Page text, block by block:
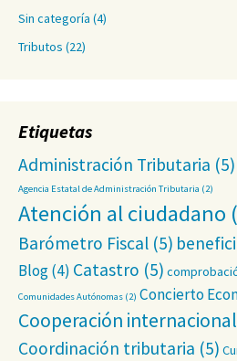
Sin categoría (4)
Tributos (22)
Etiquetas
Administración Tributaria (5)
Agencia Estatal de Administración Tributaria (2)
Atención al ciudadano
Barómetro Fiscal (5)
Blog(4) Catastro (5)
Comunidades Autónomas (2) Concierto
Cooperación internacional
Coordinación tributaria (5)